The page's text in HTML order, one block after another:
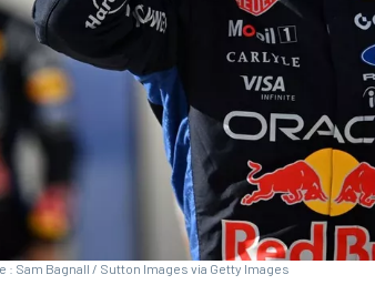
: Sam Bagnall / Sutton Images via Getty Images